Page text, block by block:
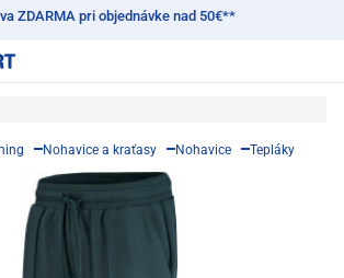
ZDARMA pri objednávke nad 50€**
Nohavice a kraťasy Nohavice Tepláky